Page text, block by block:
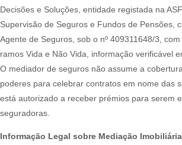
Decisões e Soluções, entidade registada na
Supervisão de Seguros e Fundos de Pensões,
Agente de Seguros, sob o nº 409311648/3,
ramos Vida e Não Vida, informação verificável
O mediador de seguros não assume a
poderes para celebrar contratos em nome das
está autorizado a receber prémios para serem
seguradoras.
Informação Legal sobre Mediação